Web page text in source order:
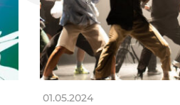
01.05.2024